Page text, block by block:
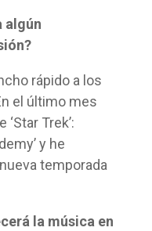
algún
rápido a los
el último mes
Trek’:
y he
temporada
la música en